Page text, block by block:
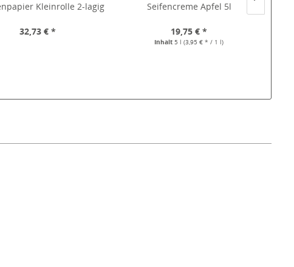
Kleinrolle 2-lagig
32,73 € *
Seifencreme Apfel 5l
19,75 € *
Inhalt5 l(3,95 € * / 1 l)